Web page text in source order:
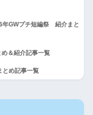
年GWプチ短編祭 紹介まと
め＆紹介記事一覧
とめ記事一覧